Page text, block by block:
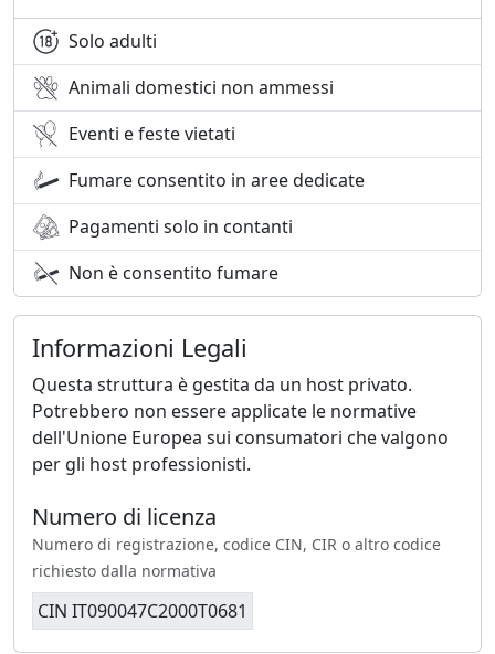
d'identità valido o il passaporto per la registrazione
turistica obbligatoria. La tassa di soggiorno è da pagare
all'arrivo: 3,5 EUR a persona al giorno (tariffa del
Comune di Olbia), e verrà aggiunto un costo di pulizia
una tantum.
L'orario di check-in è generalmente tra le 16:00 e le
24:00, il check-out entro le 10:00. Per qualsiasi altra
richiesta, non esitate a contattarmi.
Pagamento: è richiesto un acconto del 30% per
confermare la prenotazione.
Vi prego di contattarmi per verificare la disponibilità: il
calendario potrebbe non essere sempre aggiornato. Un
caloroso benvenuto nella nostra terra e nella nostra
casa!
Marta e Daniele
Numero di licenza legale:
CIN _IT090047C2000T0681
Solo adulti
Animali domestici non ammessi
Eventi e feste vietati
Fumare consentito in aree dedicate
Pagamenti solo in contanti
Non è consentito fumare
Informazioni Legali
Questa struttura è gestita da un host privato.
Potrebbero non essere applicate le normative
dell'Unione Europea sui consumatori che valgono
per gli host professionisti.
Numero di licenza
Numero di registrazione, codice CIN, CIR o altro codice
richiesto dalla normativa
CIN IT090047C2000T0681